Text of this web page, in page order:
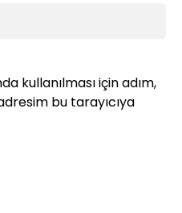
kullanılması için adım,
bu tarayıcıya